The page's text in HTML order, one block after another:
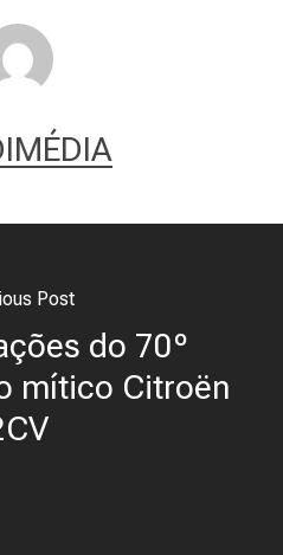
Post
do 70º
mítico Citroën